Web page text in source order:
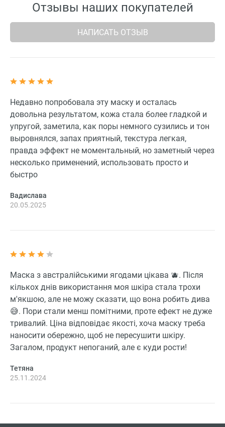
Отзывы наших покупателей
НАПИСАТЬ ОТЗЫВ
Недавно попробовала эту маску и осталась
довольна результатом, кожа стала более гладкой и
упругой, заметила, как поры немного сузились и тон
выровнялся, запах приятный, текстура легкая,
правда эффект не моментальный, но заметный через
несколько применений, использовать просто и
быстро
Вадислава
20.05.2025
Маска з австралійськими ягодами цікава 🫐. Після
кількох днів використання моя шкіра стала трохи
м'якшою, але не можу сказати, що вона робить дива
😅. Пори стали менш помітними, проте ефект не дуже
тривалий. Ціна відповідає якості, хоча маску треба
наносити обережно, щоб не пересушити шкіру.
Загалом, продукт непоганий, але є куди рости!
Тетяна
25.11.2024